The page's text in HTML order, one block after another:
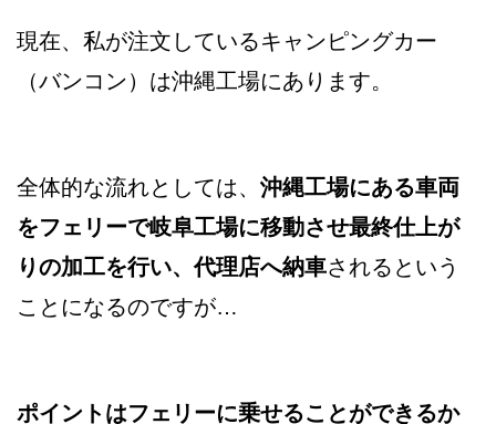
現在、私が注文しているキャンピングカー
（バンコン）は沖縄工場にあります。
全体的な流れとしては、 沖縄工場にある車両
をフェリーで岐阜工場に移動させ最終仕上が
りの加工を行い、代理店へ納車されるという
ことになるのですが…
ポイントはフェリーに乗せることができるか